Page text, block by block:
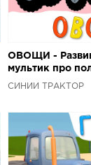
ОВОЩИ -
мультик про
трактор для
СИНИЙ ТРАКТОР